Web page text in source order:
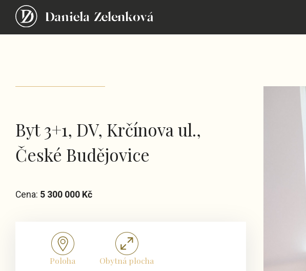
Byt 3+1, DV, Krčínova ul.,
České Budějovice
Cena: 5 300 000 Kč
Poloha Obytná plocha